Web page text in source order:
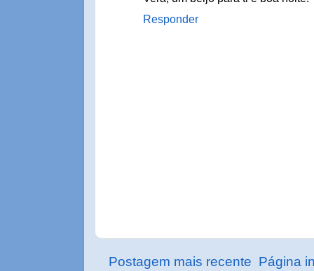
Responder
Postagem mais recente Página